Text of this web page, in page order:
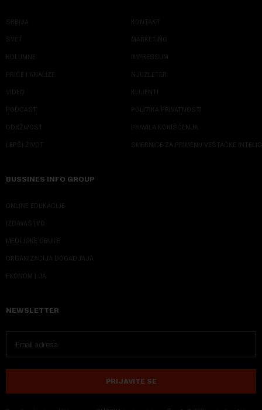
SRBIJA
SVET
KOLUMNE
PRIČE I ANALIZE
VIDEO
PODCAST
ODRŽIVOST
LEPŠI ŽIVOT
KONTAKT
MARKETING
IMPRESSUM
NJUZLETER
KLIJENTI
POLITIKA PRIVATNOSTI
PRAVILA KORIŠĆENJA
SMERNICE ZA PRIMENU VEŠTAČKE
BUSSINES INFO GROUP
ONLINE EDUKACIJE
IZDAVAŠTVO
MEDIJSKE OBUKE
ORGANIZACIJA DOGADJAJA
EKONOM I JA
NEWSLETTER
PRIJAVITE SE